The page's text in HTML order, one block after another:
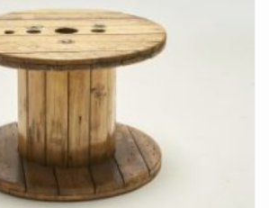
stronie
produktu